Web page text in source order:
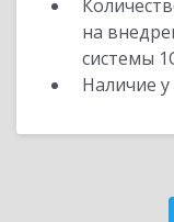
на
системы
Наличие